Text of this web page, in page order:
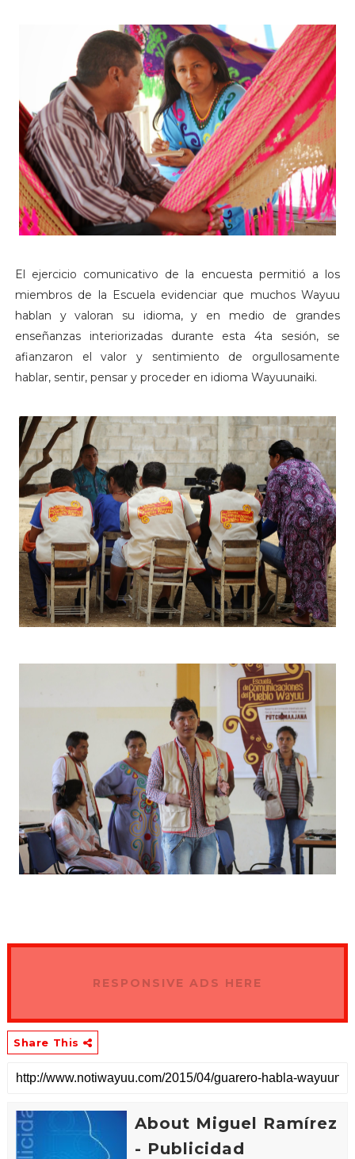
El ejercicio comunicativo de la encuesta permitió a los
miembros de la Escuela evidenciar que muchos Wayuu
hablan y valoran su idioma, y en medio de grandes
enseñanzas interiorizadas durante esta 4ta sesión, se
afianzaron el valor y sentimiento de orgullosamente
hablar, sentir, pensar y proceder en idioma Wayuunaiki.
RESPONSIVE ADS HERE
Share This
About Miguel Ramírez
- Publicidad